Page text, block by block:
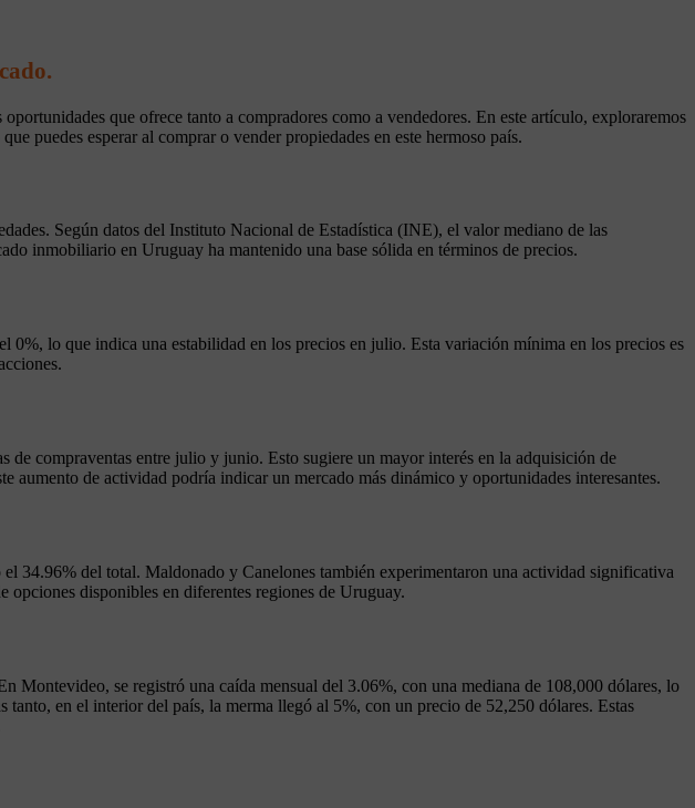
que ofrece tanto a compradores como a vendedores. En este artículo, exploraremos
puedes esperar al comprar o vender propiedades en este hermoso país.
Según datos del Instituto Nacional de Estadística (INE), el valor mediano de las
inmobiliario en Uruguay ha mantenido una base sólida en términos de precios.
lo que indica una estabilidad en los precios en julio. Esta variación mínima en los precios es
compraventas entre julio y junio. Esto sugiere un mayor interés en la adquisición de
aumento de actividad podría indicar un mercado más dinámico y oportunidades interesantes.
34.96% del total. Maldonado y Canelones también experimentaron una actividad significativa
disponibles en diferentes regiones de Uruguay.
Montevideo, se registró una caída mensual del 3.06%, con una mediana de 108,000 dólares, lo
en el interior del país, la merma llegó al 5%, con un precio de 52,250 dólares. Estas